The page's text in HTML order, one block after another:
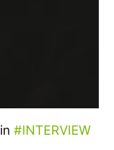
in INTERVIEW